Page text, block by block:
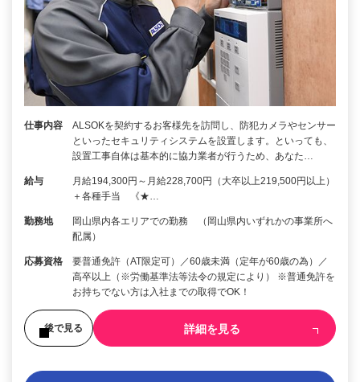
仕事内容
ALSOKを契約するお客様先を訪問し、防犯カメラやセンサー
といったセキュリティシステムを設置します。といっても、
設置工事自体は基本的に協力業者が行うため、あなた…
給与
月給194,300円～月給228,700円（大卒以上219,500円以上）
＋各種手当 《★…
勤務地
岡山県内各エリアでの勤務 （岡山県内いずれかの事業所へ
配属）
応募資格
要普通免許（AT限定可）／60歳未満（定年が60歳の為）／
高卒以上（※労働基準法等法令の規定により） ※普通免許を
お持ちでない方は入社までの取得でOK！
後で見る 詳細を見る